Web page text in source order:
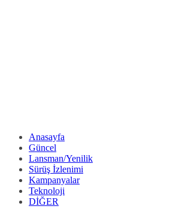
Anasayfa
Güncel
Lansman/Yenilik
Sürüş İzlenimi
Kampanyalar
Teknoloji
DİĞER